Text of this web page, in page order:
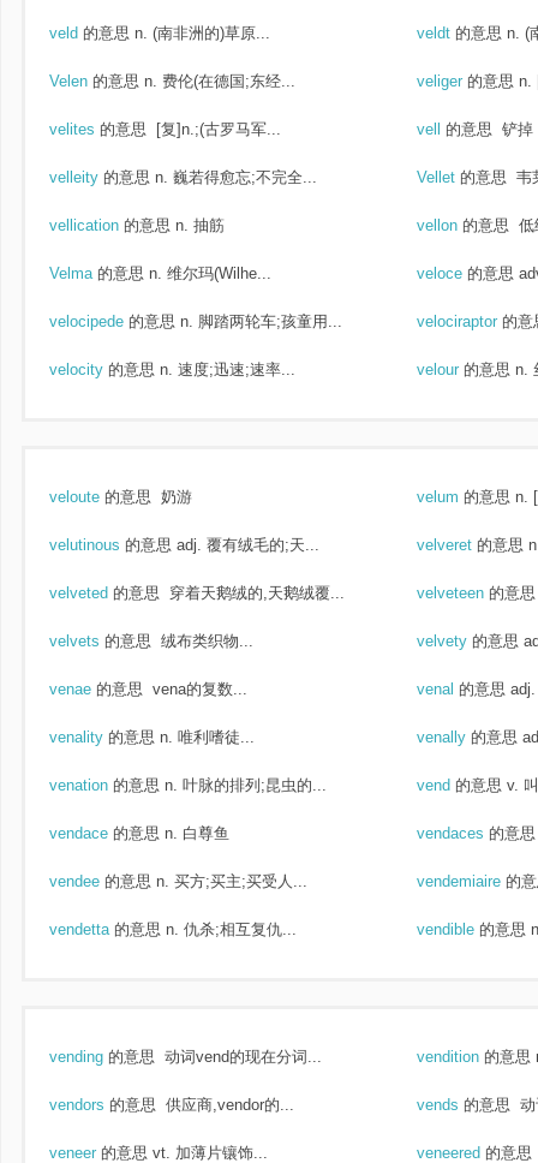
veld 的意思 n. (南非洲的)草原... veldt 的意思 n. (
Velen 的意思 n. 费伦(在德国;东经... veliger 的意思 n.
velites 的意思 [复]n.;(古罗马军... vell 的意思 铲掉
velleity 的意思 n. 巍若得愈忘;不完全... Vellet 的意思 韦
vellication 的意思 n. 抽筋 vellon 的意思 低
Velma 的意思 n. 维尔玛(Wilhe... veloce 的意思
velocipede 的意思 n. 脚踏两轮车;孩童用... velociraptor 的意
velocity 的意思 n. 速度;迅速;速率... velour 的意思 n.
veloute 的意思 奶游 velum 的意思 n.
velutinous 的意思 adj. 覆有绒毛的;天... velveret 的意思
velveted 的意思 穿着天鹅绒的,天鹅绒覆... velveteen 的意思
velvets 的意思 绒布类织物... velvety 的意思
venae 的意思 vena的复数... venal 的意思
venality 的意思 n. 唯利嗜徒... venally 的意思
venation 的意思 n. 叶脉的排列;昆虫的... vend 的意思 v.
vendace 的意思 n. 白尊鱼 vendaces 的意思
vendee 的意思 n. 买方;买主;买受人... vendemiaire 的
vendetta 的意思 n. 仇杀;相互复仇... vendible 的意思
vending 的意思 动词vend的现在分词... vendition 的意思
vendors 的意思 供应商,vendor的... vends 的意思
veneer 的意思 vt. 加薄片镶饰... veneered 的意思